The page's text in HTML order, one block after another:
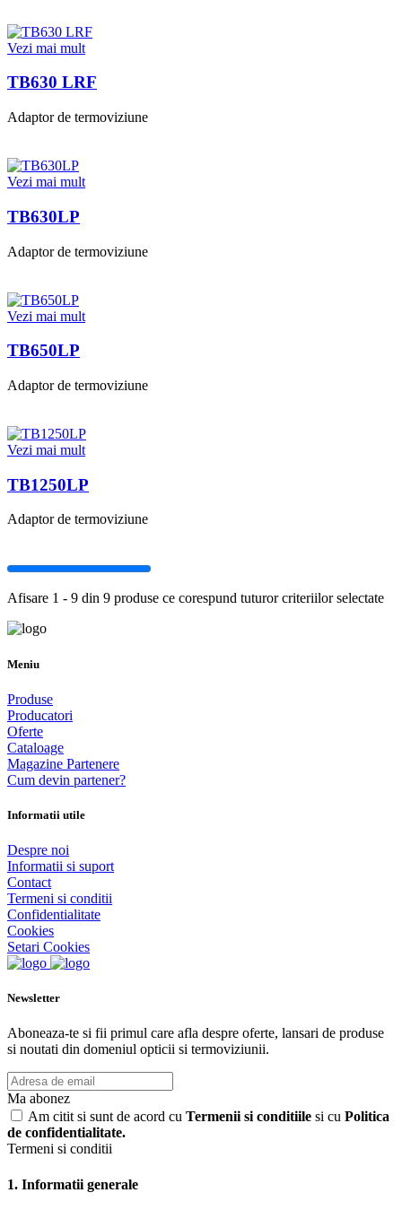
Vezi mai mult
TB630 LRF
Adaptor de termoviziune
Vezi mai mult
TB630LP
Adaptor de termoviziune
Vezi mai mult
TB650LP
Adaptor de termoviziune
Vezi mai mult
TB1250LP
Adaptor de termoviziune
Afisare 1 - 9 din 9 produse ce corespund tuturor criteriilor selectate
Meniu
Produse
Producatori
Oferte
Cataloage
Magazine Partenere
Cum devin partener?
Informatii utile
Despre noi
Informatii si suport
Contact
Termeni si conditii
Confidentialitate
Cookies
Setari Cookies
Newsletter
Aboneaza-te si fii primul care afla despre oferte, lansari de produse
si noutati din domeniul opticii si termoviziunii.
Ma abonez
Am citit si sunt de acord cu Termenii si conditiile si cu Politica
de confidentialitate.
Termeni si conditii
1. Informatii generale